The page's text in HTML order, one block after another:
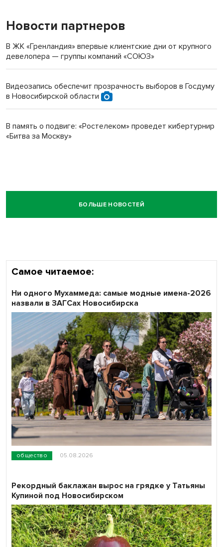
Новости партнеров
В ЖК «Гренландия» впервые клиентские дни от крупного
девелопера — группы компаний «СОЮЗ»
Видеозапись обеспечит прозрачность выборов в Госдуму
в Новосибирской области
В память о подвиге: «Ростелеком» проведет кибертурнир
«Битва за Москву»
БОЛЬШЕ НОВОСТЕЙ
Самое читаемое:
общество 05.08.2026
Ни одного Мухаммеда: самые модные имена-2026
назвали в ЗАГСах Новосибирска
Рекордный баклажан вырос на грядке у Татьяны
Купиной под Новосибирском